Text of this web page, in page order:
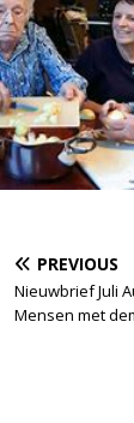
PREVIOUS
Nieuwbrief Juli
Mensen met